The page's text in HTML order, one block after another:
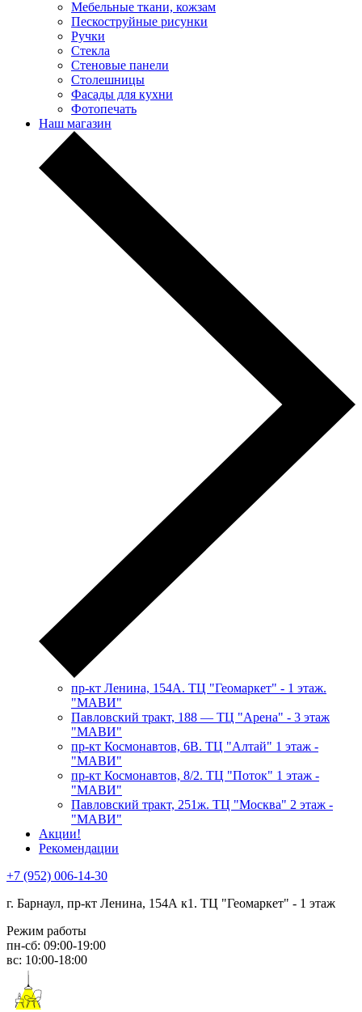
Мебельные ткани, кожзам
Пескоструйные рисунки
Ручки
Стекла
Стеновые панели
Столешницы
Фасады для кухни
Фотопечать
Наш магазин
пр-кт Ленина, 154А. ТЦ "Геомаркет" - 1 этаж.
"МАВИ"
​Павловский тракт, 188 — ТЦ "Арена" - 3 этаж
"МАВИ"
пр-кт Космонавтов, 6В. ТЦ "Алтай" 1 этаж -
"МАВИ"
пр-кт Космонавтов, 8/2. ТЦ "Поток" 1 этаж -
"МАВИ"
Павловский тракт, 251ж. ТЦ "Москва" 2 этаж -
"МАВИ"
Акции!
Рекомендации
+7 (952) 006-14-30
г. Барнаул, пр-кт Ленина, 154А к1. ТЦ "Геомаркет" - 1 этаж
Режим работы
пн-сб: 09:00-19:00
вс: 10:00-18:00